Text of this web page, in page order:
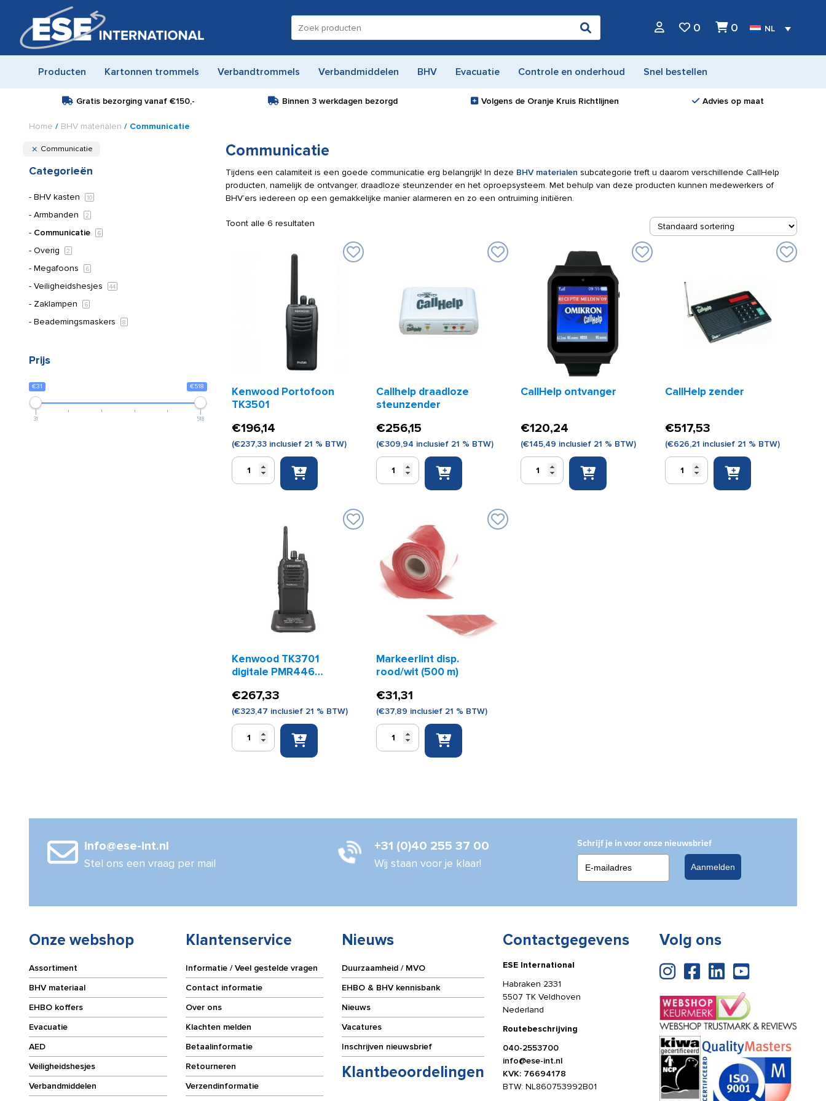
naar:
0 0 NL
Producten Kartonnen trommels Verbandtrommels Verbandmiddelen BHV Evacuatie Controle en onderhoud Snel bestellen
Gratis bezorging vanaf€150,- Binnen 3 werkdagen bezorgd Volgens de Oranje Kruis Richtlijnen Advies op maat
Home / BHV materialen / Communicatie
Communicatie
Categorieën
BHV kasten 10
Armbanden 2
Communicatie 6
Overig 2
Megafoons 6
Veiligheidshesjes 44
Zaklampen 6
Beademingsmaskers 8
Prijs
€31 €518
31 518
Communicatie
Tijdens een calamiteit is een goede communicatie erg belangrijk! In deze BHV materialen subcategorie treft u daarom verschillende CallHelp
producten, namelijk de ontvanger, draadloze steunzender en het oproepsysteem. Met behulp van deze producten kunnen medewerkers of
BHV’ers iedereen op een gemakkelijke manier alarmeren en zo een ontruiming initiëren.
Toont alle 6 resultaten
Kenwood Portofoon
TK3501
€196,14
(€237,33 inclusief 21 % BTW)
Kenwood
Portofoon
Callhelp draadloze
steunzender
€256,15
(€309,94 inclusief 21 % BTW)
Callhelp
draadloze
steunzender
CallHelp ontvanger
€120,24
(€145,49 inclusief 21 % BTW)
CallHelp
ontvanger
CallHelp zender
€517,53
(€626,21 inclusief 21 % BTW)
CallHelp
zender
Kenwood TK3701
digitale PMR446
€267,33
(€323,47 inclusief 21 % BTW)
Kenwood
TK3701
Markeerlint disp.
rood/wit (500 m)
€31,31
(€37,89 inclusief 21 % BTW)
Markeerlint
info@ese-int.nl
Stel ons een vraag per mail
+31 (0)40 255 37 00
Wij staan voor je klaar!
Schrijf je in voor onze nieuwsbrief
Aanmelden
Onze webshop
Assortiment
BHV materiaal
EHBO koffers
Evacuatie
AED
Veiligheidshesjes
Verbandmiddelen
Klantenservice
Informatie / Veel gestelde vragen
Contact informatie
Over ons
Klachten melden
Betaalinformatie
Retourneren
Verzendinformatie
Nieuws
Duurzaamheid / MVO
EHBO & BHV kennisbank
Nieuws
Vacatures
Inschrijven nieuwsbrief
Klantbeoordelingen
Contactgegevens
ESE International
Habraken 2331
5507 TK Veldhoven
Nederland
Routebeschrijving
040-2553700
info@ese-int.nl
KVK: 76694178
BTW: NL860753992B01
Volg ons